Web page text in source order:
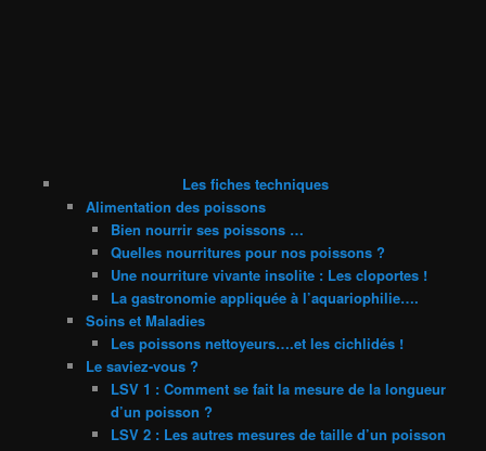
Les fiches techniques
Alimentation des poissons
Bien nourrir ses poissons …
Quelles nourritures pour nos poissons ?
Une nourriture vivante insolite : Les cloportes !
La gastronomie appliquée à l’aquariophilie….
Soins et Maladies
Les poissons nettoyeurs….et les cichlidés !
Le saviez-vous ?
LSV 1 : Comment se fait la mesure de la longueur
d’un poisson ?
LSV 2 : Les autres mesures de taille d’un poisson